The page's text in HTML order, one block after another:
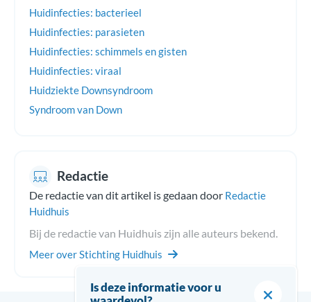
Huidinfecties: bacterieel
Huidinfecties: parasieten
Huidinfecties: schimmels en gisten
Huidinfecties: viraal
Huidziekte Downsyndroom
Syndroom van Down
Redactie
De redactie van dit artikel is gedaan door Redactie
Huidhuis
Bij de redactie van Huidhuis zijn alle auteurs bekend.
Meer over Stichting Huidhuis
Is deze informatie voor u